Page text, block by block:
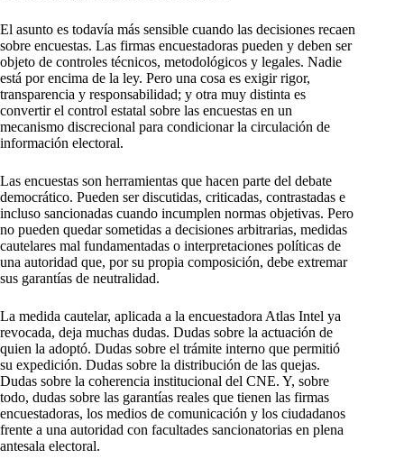
El asunto es todavía más sensible cuando las decisiones recaen
sobre encuestas. Las firmas encuestadoras pueden y deben ser
objeto de controles técnicos, metodológicos y legales. Nadie
está por encima de la ley. Pero una cosa es exigir rigor,
transparencia y responsabilidad; y otra muy distinta es
convertir el control estatal sobre las encuestas en un
mecanismo discrecional para condicionar la circulación de
información electoral.
Las encuestas son herramientas que hacen parte del debate
democrático. Pueden ser discutidas, criticadas, contrastadas e
incluso sancionadas cuando incumplen normas objetivas. Pero
no pueden quedar sometidas a decisiones arbitrarias, medidas
cautelares mal fundamentadas o interpretaciones políticas de
una autoridad que, por su propia composición, debe extremar
sus garantías de neutralidad.
La medida cautelar, aplicada a la encuestadora Atlas Intel ya
revocada, deja muchas dudas. Dudas sobre la actuación de
quien la adoptó. Dudas sobre el trámite interno que permitió
su expedición. Dudas sobre la distribución de las quejas.
Dudas sobre la coherencia institucional del CNE. Y, sobre
todo, dudas sobre las garantías reales que tienen las firmas
encuestadoras, los medios de comunicación y los ciudadanos
frente a una autoridad con facultades sancionatorias en plena
antesala electoral.